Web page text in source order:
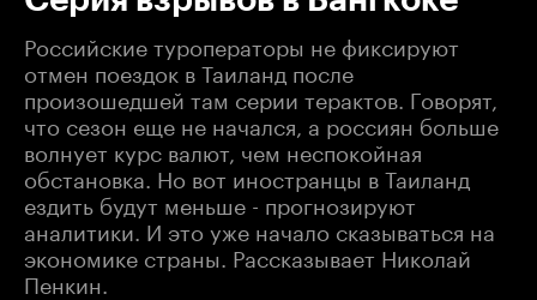
Российские туроператоры не фиксируют
отмен поездок в Таиланд после
произошедшей там серии терактов. Говорят,
что сезон еще не начался, а россиян больше
волнует курс валют, чем неспокойная
обстановка. Но вот иностранцы в Таиланд
ездить будут меньше - прогнозируют
аналитики. И это уже начало сказываться на
экономике страны. Рассказывает Николай
Пенкин.